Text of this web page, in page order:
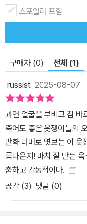
을 형태에 따라 세분화하
한다. 그 덕분에 이 책은 "
무늬와 주머니」)으로도
터』 는, 비단 패션에 국
긴 시간과 높은 솜씨를 만
지를 보여 주는 정력적인
스포일러 포함
구매자 (0) 전체 (1)
russist 2025-08-07
과연 얼굴을 부비고 침 바
죽어도 좋은 옷쟁이들의
만화 너머로 엿보는 이 옷
름다운지! 마치 잘 만든
춤하고 감동적이다.
공감 (3) 댓글 (0)